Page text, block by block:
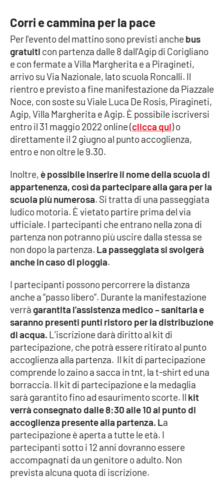
RUBRICHE
Good Morning Vietnam
Parchi Marini Calabria
Leggendo Alvaro insieme
Le perfidie di Antonella Grippo
Venti di comunicazione
STREAMING
LaC Network
LaC OnAir
EDIZIONI
LOCALI
Catanzaro
Crotone
Vibo Valentia
Reggio Calabria
Corri e cammina per la pace
Per l’evento del mattino sono previsti anche bus
gratuiti con partenza dalle 8 dall’Agip di Corigliano
e con fermate a Villa Margherita e a Piragineti,
arrivo su Via Nazionale, lato scuola Roncalli. Il
rientro e previsto a fine manifestazione da Piazzale
Noce, con soste su Viale Luca De Rosis, Piragineti,
Agip, Villa Margherita e Agip. È possibile iscriversi
entro il 31 maggio 2022 online (clicca qui) o
direttamente il 2 giugno al punto accoglienza,
entro e non oltre le 9.30.
Inoltre, è possibile inserire il nome della scuola di
appartenenza, così da partecipare alla gara per la
scuola più numerosa. Si tratta di una passeggiata
ludico motoria. È vietato partire prima del via
ufficiale. I partecipanti che entrano nella zona di
partenza non potranno più uscire dalla stessa se
non dopo la partenza. La passeggiata si svolgerà
anche in caso di pioggia.
I partecipanti possono percorrere la distanza
anche a “passo libero”. Durante la manifestazione
verrà garantita l’assistenza medico – sanitaria e
saranno presenti punti ristoro per la distribuzione
di acqua. L’iscrizione darà diritto al kit di
partecipazione, che potrà essere ritirato al punto
accoglienza alla partenza. Il kit di partecipazione
comprende lo zaino a sacca in tnt, la t-shirt ed una
borraccia. Il kit di partecipazione e la medaglia
sarà garantito fino ad esaurimento scorte. Il kit
verrà consegnato dalle 8:30 alle 10 al punto di
accoglienza presente alla partenza. La
partecipazione è aperta a tutte le età. I
partecipanti sotto i 12 anni dovranno essere
accompagnati da un genitore o adulto. Non
prevista alcuna quota di iscrizione.